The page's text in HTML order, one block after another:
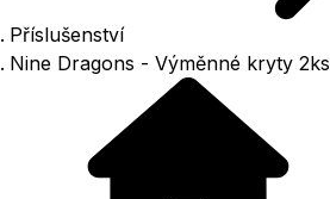
Příslušenství
Nine Dragons - Výměnné kryty 2ks